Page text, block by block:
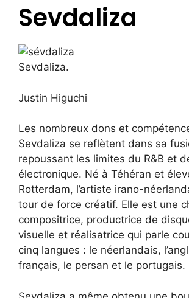
Sevdaliza
Sevdaliza.
Justin Higuchi
Les nombreux dons et
Sevdaliza se reflètent dans sa
repoussant les limites du R&B et
électronique. Né à Téhéran et
Rotterdam, l’artiste irano-
tour de force créatif. Elle est une
compositrice, productrice de
visuelle et réalisatrice qui parle
cinq langues : le néerlandais,
français, le persan et le portugais.